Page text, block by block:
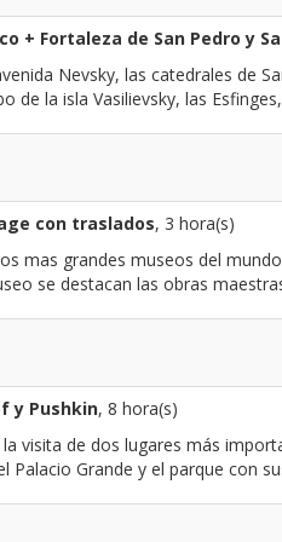
+ Fortaleza de San Pedro y
Nevsky, las catedrales de
de la isla Vasilievsky, las
con traslados, 3 hora(s)
mas grandes museos del
se destacan las obras
y Pushkin, 8 hora(s)
visita de dos lugares más
Palacio Grande y el parque con